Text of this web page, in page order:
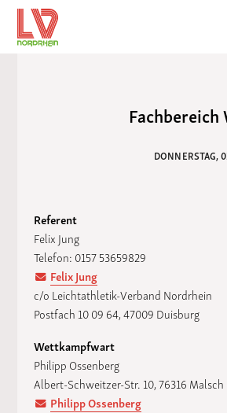
DONNERSTAG,
Referent
Felix Jung
Telefon: 0157 53659829
Felix Jung
c/o Leichtathletik-Verband Nordrhein
Postfach 10 09 64, 47009 Duisburg
Wettkampfwart
Philipp Ossenberg
Albert-Schweitzer-Str. 10, 76316 Malsch
Philipp Ossenberg